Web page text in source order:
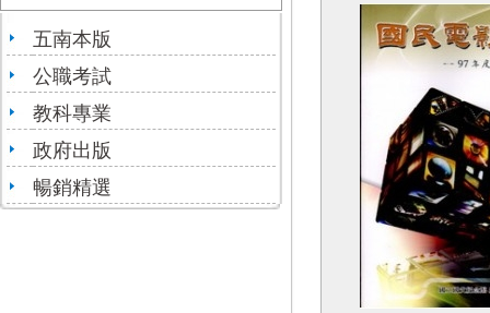
五南本版
公職考試
教科專業
政府出版
暢銷精選